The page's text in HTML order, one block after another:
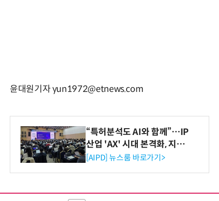
윤대원기자 yun1972@etnews.com
“특허분석도 AI와 함께”…IP
산업 'AX' 시대 본격화, 지식
재산처 1호 AI IP데이터분석
[AIPD] 뉴스룸 바로가기>